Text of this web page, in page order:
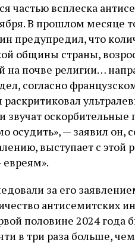
частью всплеска
В прошлом месяце
предупредил, что
общины страны,
на почве религии…
согласно
звучат
осудить», — заявил он,
выступает с этой
за его
антисемитских
половине 2024 года
в три раза больше,